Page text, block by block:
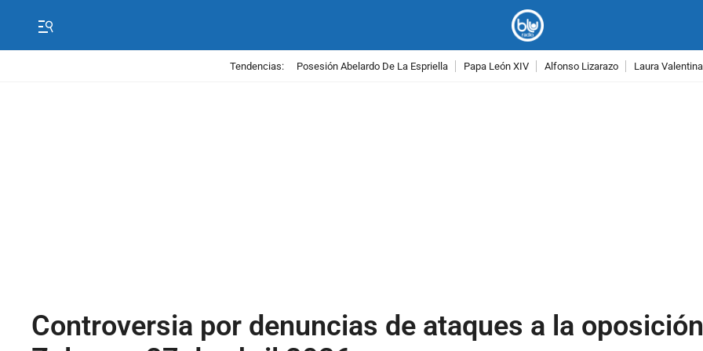
Tendencias: Posesión Abelardo De La Espriella Papa León XIV Alfonso Lizarazo Laura
Controversia por denuncias de ataques a la